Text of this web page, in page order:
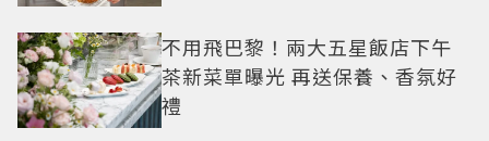
不用飛巴黎！兩大五星飯店下午
茶新菜單曝光 再送保養、香氛好
禮